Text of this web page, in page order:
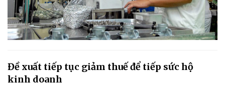
Đề xuất tiếp tục giảm thuế để tiếp sức hộ
kinh doanh